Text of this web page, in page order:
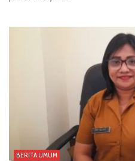
BERITA UMUM